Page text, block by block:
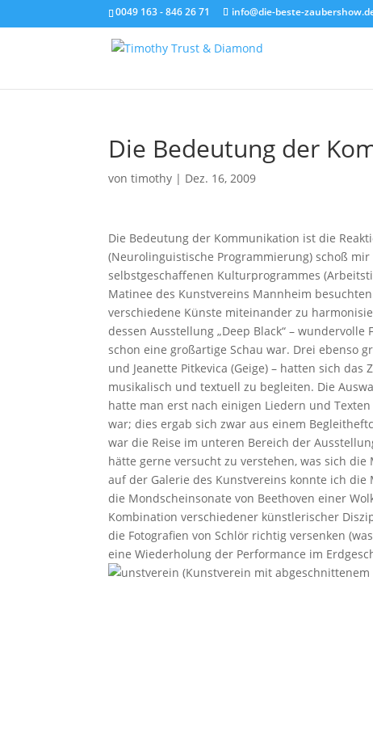
0049 163 - 846 26 71 info@die-beste-
Die Bedeutung der
vontimothy | Dez. 16, 2009
Die Bedeutung der Kommunikation ist die
(Neurolinguistische Programmierung) schoß
selbstgeschaffenen Kulturprogrammes
Matinee des Kunstvereins Mannheim
verschiedene Künste miteinander zu
dessen Ausstellung „Deep Black“ –
schon eine großartige Schau war. Drei ebenso
und Jeanette Pitkevica (Geige) – hatten sich
musikalisch und textuell zu begleiten. Die
hatte man erst nach einigen Liedern und
war; dies ergab sich zwar aus einem
war die Reise im unteren Bereich der
hätte gerne versucht zu verstehen, was sich
auf der Galerie des Kunstvereins konnte ich
die Mondscheinsonate von Beethoven einer
Kombination verschiedener künstlerischer
die Fotografien von Schlör richtig versenken
eine Wiederholung der Performance im